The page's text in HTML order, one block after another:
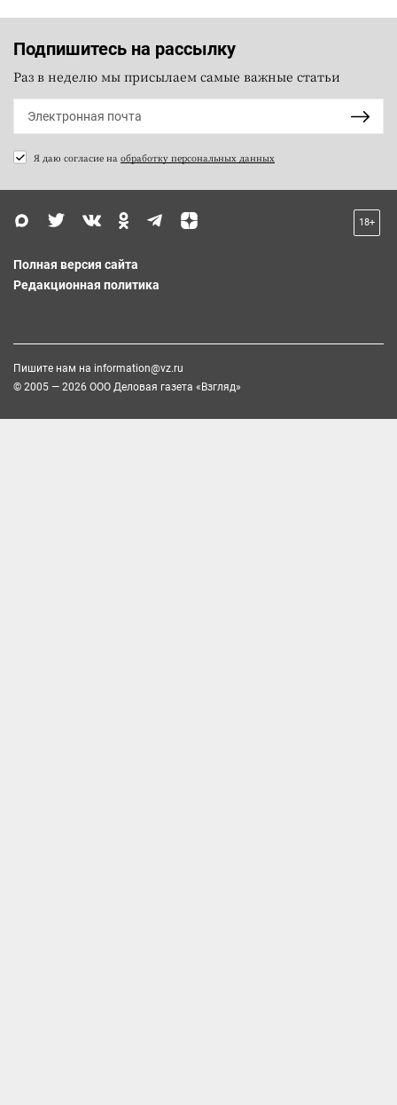
Подпишитесь на рассылку
Раз в неделю мы присылаем самые важные статьи
Я даю согласие на обработку персональных данных
18+
Полная версия сайта
Редакционная политика
Пишите нам на information@vz.ru
© 2005 — 2026 ООО Деловая газета «Взгляд»